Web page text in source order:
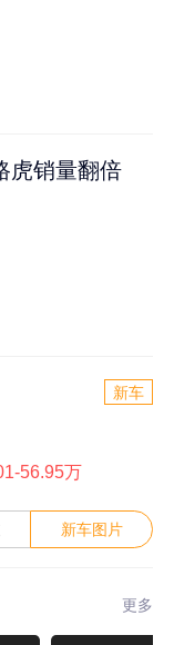
虎销量翻倍
新车
56.95万
新车图片
更多